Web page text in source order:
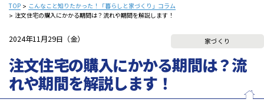
TOP
こんなこと知りたかった！「暮らしと家づくり」コラム
注文住宅の購入にかかる期間は？流れや期間を解説します！
2024年11月29日（金） 家づくり
注文住宅の購入にかかる期間は？流
れや期間を解説します！